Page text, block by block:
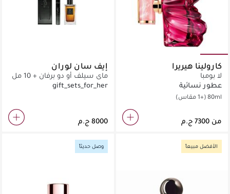
كارولينا هيريرا
لا بومبا
عطور نسائية
80ml(+1 مقاس)
من
إيف سان لوران
ماي سيلف أو دو برفان + 10 مل
+ 7.5 مل
gift_sets_for_her
الأفضل مبيعاً وصل حديثاً